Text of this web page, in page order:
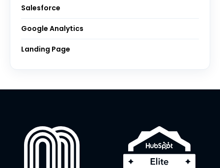
Salesforce
Google Analytics
Landing Page